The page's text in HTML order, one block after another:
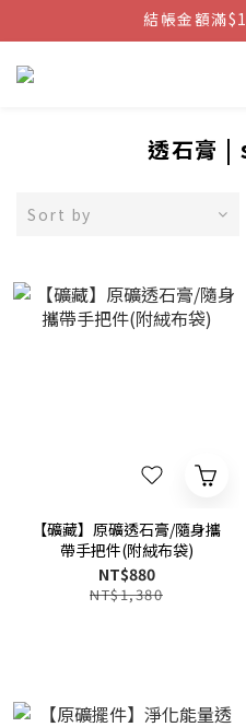
結帳金額滿
結帳金額滿
結帳金額滿
透石膏
Sort by
【礦藏】原礦透石膏/隨身攜
帶手把件(附絨布袋)
NT$880
NT$1,380